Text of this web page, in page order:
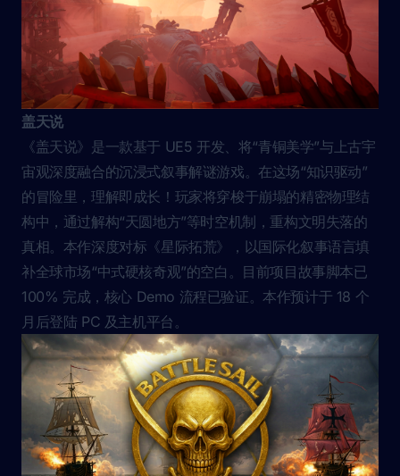
盖天说
《盖天说》是一款基于 UE5 开发、将“青铜美学”与上古宇
宙观深度融合的沉浸式叙事解谜游戏。在这场“知识驱动”
的冒险里，理解即成长！玩家将穿梭于崩塌的精密物理结
构中，通过解构“天圆地方”等时空机制，重构文明失落的
真相。本作深度对标《星际拓荒》，以国际化叙事语言填
补全球市场“中式硬核奇观”的空白。目前项目故事脚本已
100% 完成，核心 Demo 流程已验证。本作预计于 18 个
月后登陆 PC 及主机平台。